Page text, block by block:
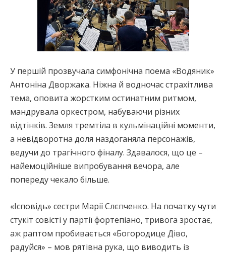
У першій прозвучала симфонічна поема «Водяник»
Антоніна Дворжака. Ніжна й водночас страхітлива
тема, оповита жорстким остинатним ритмом,
мандрувала оркестром, набуваючи різних
відтінків. Земля тремтіла в кульмінаційні моменти,
а невідворотна доля наздоганяла персонажів,
ведучи до трагічного фіналу. Здавалося, що це –
найемоційніше випробування вечора, але
попереду чекало більше.
«Ісповідь» сестри Марії Слєпченко. На початку чути
стукіт совісті у партії фортепіано, тривога зростає,
аж раптом пробивається «Богородице Діво,
радуйся» – мов рятівна рука, що виводить із